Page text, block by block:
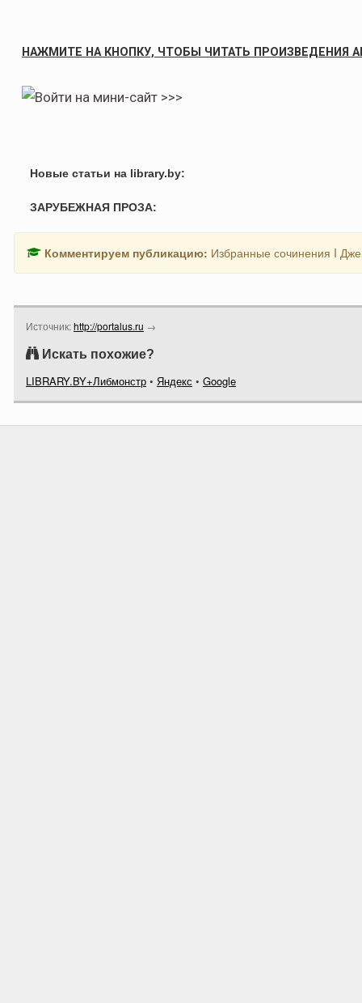
НАЖМИТЕ НА КНОПКУ, ЧТОБЫ ЧИТАТЬ ПРОИЗВЕДЕНИЯ
Новые статьи на library.by:
ЗАРУБЕЖНАЯ ПРОЗА:
Комментируем публикацию: Избранные сочинения I
Источник:http://portalus.ru →
Искать похожие?
LIBRARY.BY+Либмонстр • Яндекс • Google